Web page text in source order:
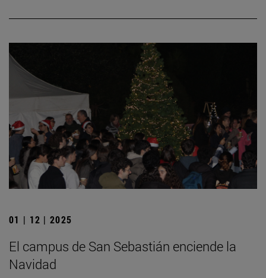
01 | 12 | 2025
El campus de San Sebastián enciende la
Navidad